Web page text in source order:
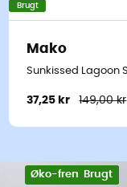
Brugt
Mako
Sunkissed Lagoon
37,25 kr 149,00 kr
Øko-fremstillet
Brugt